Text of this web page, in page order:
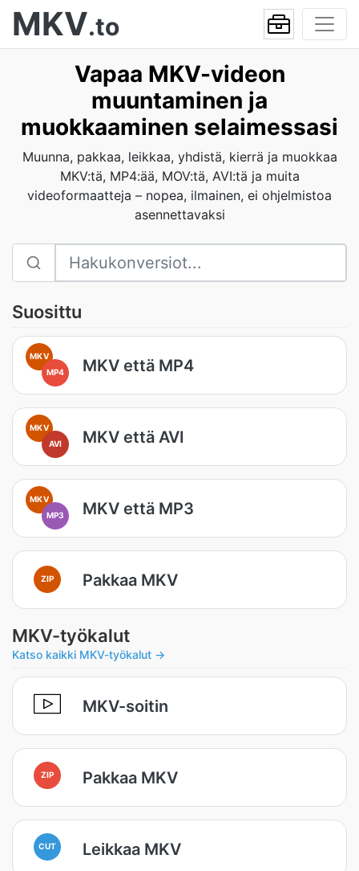
MKV.to
Vapaa MKV-videon
muuntaminen ja
muokkaaminen selaimessasi
Muunna, pakkaa, leikkaa, yhdistä, kierrä ja muokkaa
MKV:tä, MP4:ää, MOV:tä, AVI:tä ja muita
videoformaatteja – nopea, ilmainen, ei ohjelmistoa
asennettavaksi
Suosittu
MKV
MP4
MKV että MP4
MKV
AVI
MKV että AVI
MKV
MP3
MKV että MP3
ZIP Pakkaa MKV
MKV-työkalut
Katso kaikki MKV-työkalut →
MKV-soitin
ZIP Pakkaa MKV
CUT Leikkaa MKV